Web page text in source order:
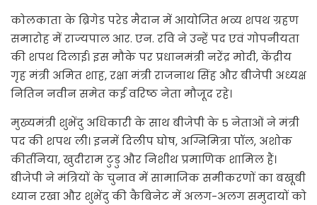
कोलकाता के ब्रिगेड परेड मैदान में आयोजित भव्य शपथ ग्रहण
समारोह में राज्यपाल आर. एन. रवि ने उन्हें पद एवं गोपनीयता
की शपथ दिलाई। इस मौके पर प्रधानमंत्री नरेंद्र मोदी, केंद्रीय
गृह मंत्री अमित शाह, रक्षा मंत्री राजनाथ सिंह और बीजेपी अध्यक्ष
नितिन नवीन समेत कई वरिष्ठ नेता मौजूद रहे।
मुख्यमंत्री शुभेंदु अधिकारी के साथ बीजेपी के 5 नेताओं ने मंत्री
पद की शपथ ली। इनमें दिलीप घोष, अग्निमित्रा पॉल, अशोक
कीर्तनिया, खुदीराम टुडु और निशीथ प्रमाणिक शामिल हैं।
बीजेपी ने मंत्रियों के चुनाव में सामाजिक समीकरणों का बखूबी
ध्यान रखा और शुभेंदु की कैबिनेट में अलग-अलग समुदायों को